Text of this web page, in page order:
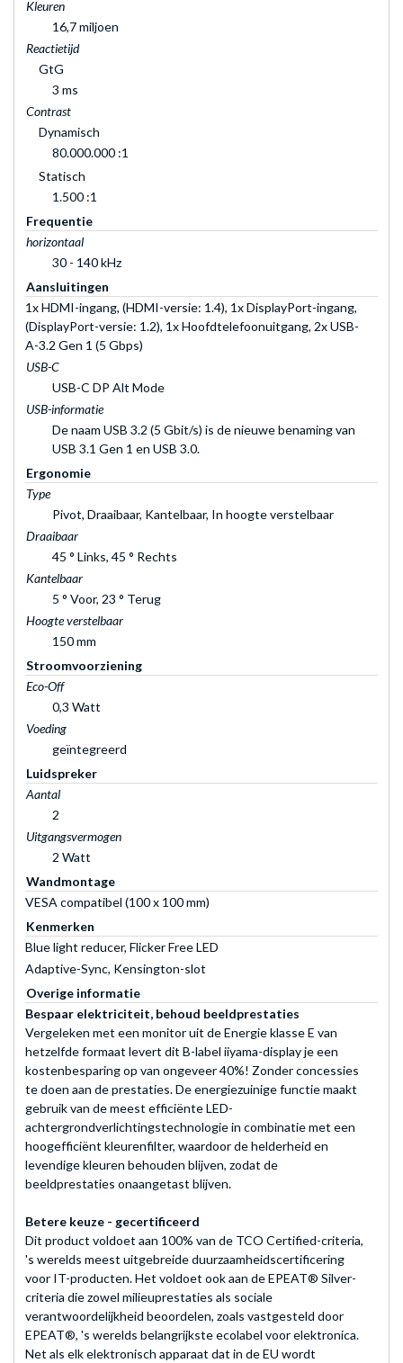
Kleuren
16,7 miljoen
Reactietijd
GtG
3 ms
Contrast
Dynamisch
80.000.000 :1
Statisch
1.500 :1
Frequentie
horizontaal
30 - 140 kHz
Aansluitingen
1x HDMI-ingang, (HDMI-versie: 1.4), 1x DisplayPort-ingang,
(DisplayPort-versie: 1.2), 1x Hoofdtelefoonuitgang, 2x USB-
A-3.2 Gen 1 (5 Gbps)
USB-C
USB-C DP Alt Mode
USB-informatie
De naam USB 3.2 (5 Gbit/s) is de nieuwe benaming van
USB 3.1 Gen 1 en USB 3.0.
Ergonomie
Type
Pivot, Draaibaar, Kantelbaar, In hoogte verstelbaar
Draaibaar
45 ° Links, 45 ° Rechts
Kantelbaar
5 ° Voor, 23 ° Terug
Hoogte verstelbaar
150 mm
Stroomvoorziening
Eco-Off
0,3 Watt
Voeding
geïntegreerd
Luidspreker
Aantal
2
Uitgangsvermogen
2 Watt
Wandmontage
VESA compatibel (100 x 100 mm)
Kenmerken
Blue light reducer, Flicker Free LED
Adaptive-Sync, Kensington-slot
Overige informatie
Bespaar elektriciteit, behoud beeldprestaties
Vergeleken met een monitor uit de Energie klasse E van
hetzelfde formaat levert dit B-label iiyama-display je een
kostenbesparing op van ongeveer 40%! Zonder concessies
te doen aan de prestaties. De energiezuinige functie maakt
gebruik van de meest efficiënte LED-
achtergrondverlichtingstechnologie in combinatie met een
hoogefficiënt kleurenfilter, waardoor de helderheid en
levendige kleuren behouden blijven, zodat de
beeldprestaties onaangetast blijven.
Betere keuze - gecertificeerd
Dit product voldoet aan 100% van de TCO Certified-criteria,
's werelds meest uitgebreide duurzaamheidscertificering
voor IT-producten. Het voldoet ook aan de EPEAT® Silver-
criteria die zowel milieuprestaties als sociale
verantwoordelijkheid beoordelen, zoals vastgesteld door
EPEAT®, 's werelds belangrijkste ecolabel voor elektronica.
Net als elk elektronisch apparaat dat in de EU wordt